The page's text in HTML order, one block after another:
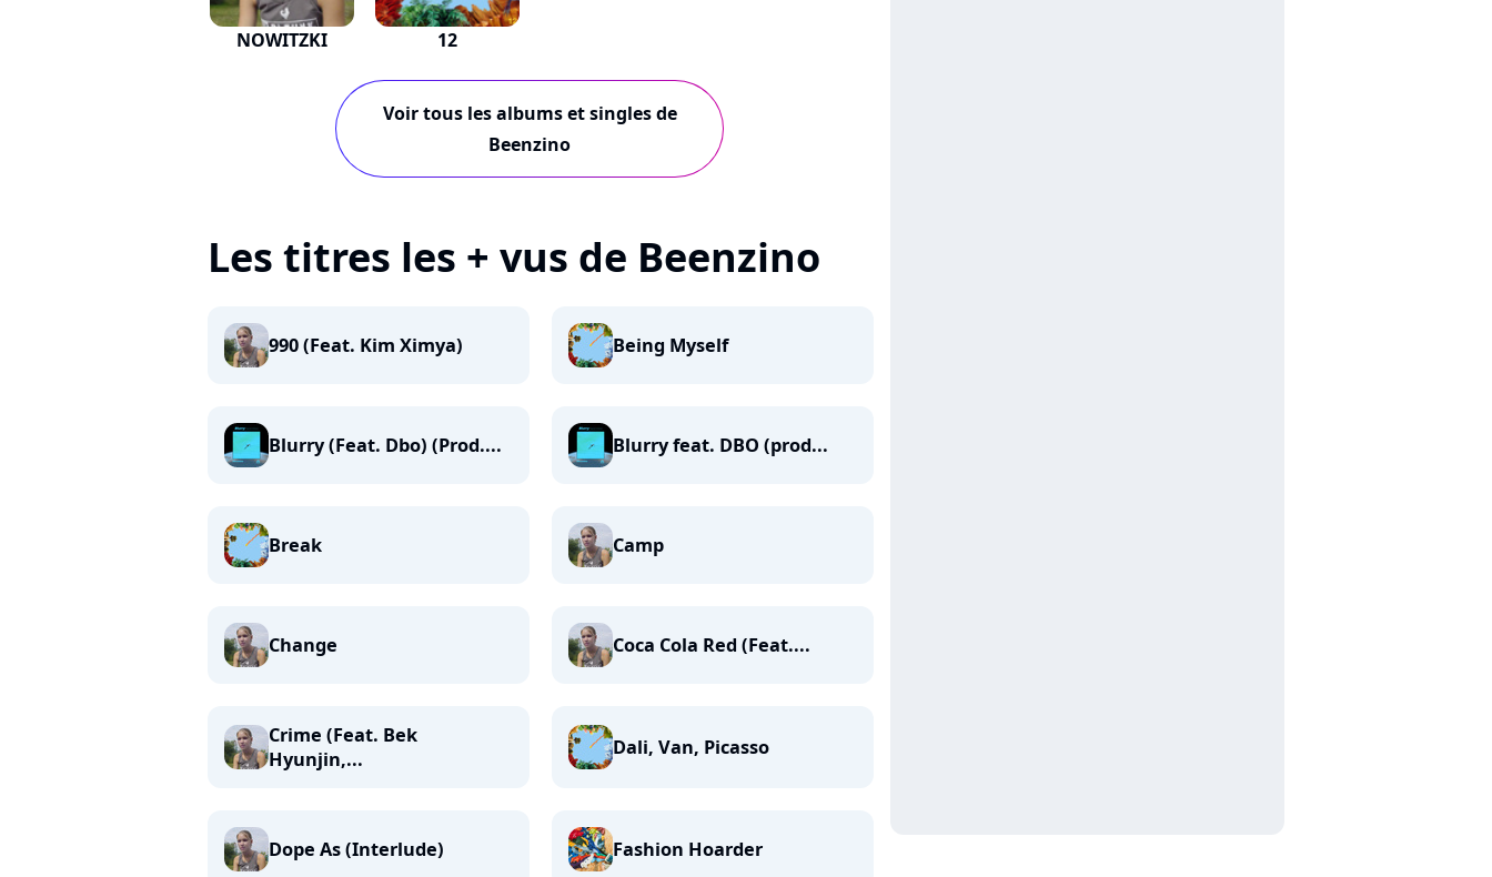
NOWITZKI 12
Voir tous les albums et singles de
Beenzino
Les titres les + vus de Beenzino
990 (Feat. Kim Ximya) Being Myself
Blurry (Feat. Dbo) (Prod.... Blurry feat. DBO (prod...
Break Camp
Change Coca Cola Red (Feat....
Crime (Feat. Bek
Hyunjin,...
Dali, Van, Picasso
Dope As (Interlude) Fashion Hoarder